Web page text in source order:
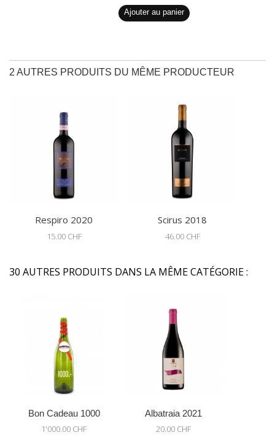
Ajouter au panier
2 AUTRES PRODUITS DU MÊME PRODUCTEUR
Respiro 2020
15.00 CHF
Scirus 2018
46.00 CHF
30 AUTRES PRODUITS DANS LA MÊME CATÉGORIE :
Bon Cadeau 1000
1'000.00 CHF
Albatraia 2021
20.00 CHF